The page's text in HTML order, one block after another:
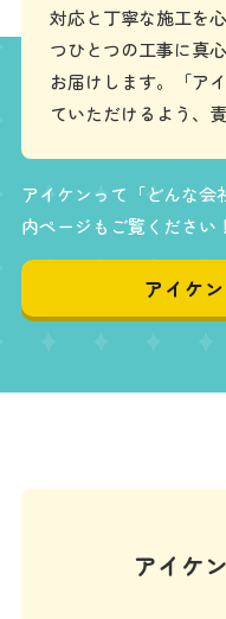
対応と丁寧な施工を
つひとつの工事に真
お届けします。「ア
ていただけるよう、
アイケンって「どんな会
内ページもご覧ください！
アイケ
アイケ